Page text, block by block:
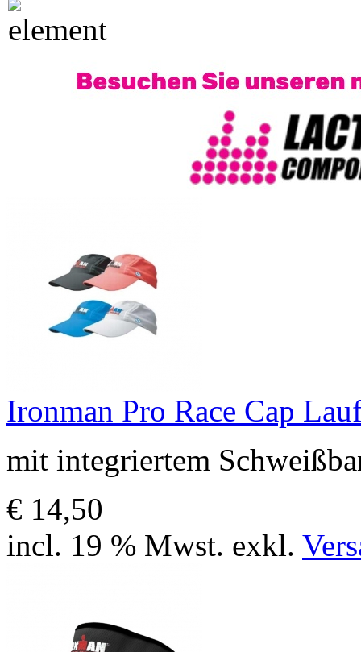
Ironman Pro Race Cap
mit integriertem
€ 14,50
incl. 19 % Mwst. exkl.